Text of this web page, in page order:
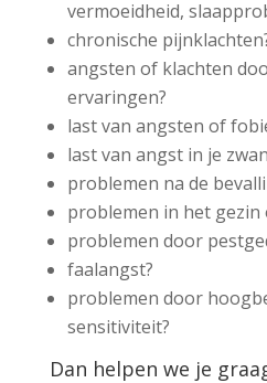
vermoeidheid,
chronische
angsten of klachten
ervaringen?
last van angsten of
last van angst in je
problemen na de
problemen in het gezin
problemen door
faalangst?
problemen door
sensitiviteit?
Dan helpen we je